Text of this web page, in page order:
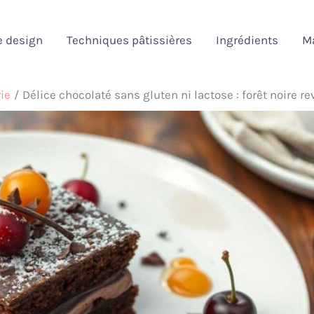
design Techniques pâtissières Ingrédients
Délice chocolaté sans gluten ni lactose : forêt noire